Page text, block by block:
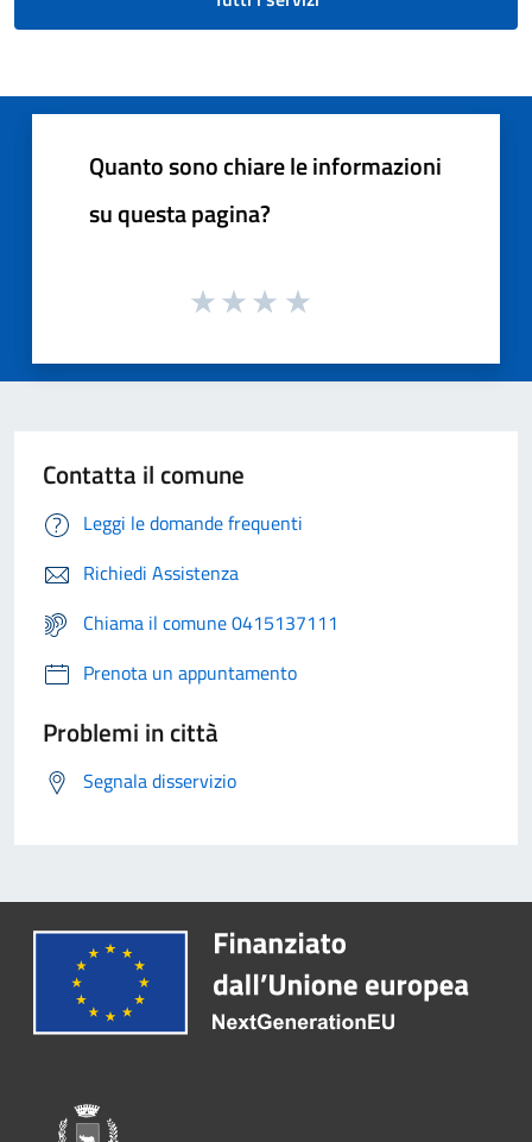
Quanto sono chiare le informazioni
su questa pagina?
Contatta il comune
Leggi le domande frequenti
Richiedi Assistenza
Chiama il comune 0415137111
Prenota un appuntamento
Problemi in città
Segnala disservizio